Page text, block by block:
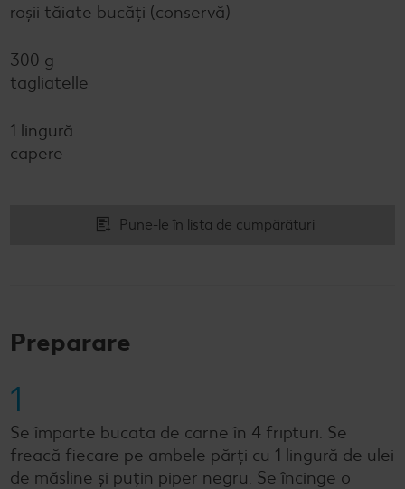
roșii tăiate bucăți (conservă)
300 g
tagliatelle
1 lingură
capere
Pune-le în lista de cumpărături
Preparare
1
Se împarte bucata de carne în 4 fripturi. Se
freacă fiecare pe ambele părți cu 1 lingură de ulei
de măsline și puțin piper negru. Se încinge o